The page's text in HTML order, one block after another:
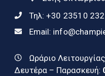
Τηλ: +30 23510
Email:
Ωράριο
Δευτέρα – Παρασκευή: